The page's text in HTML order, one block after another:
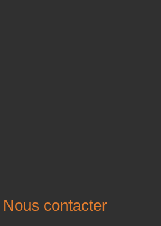
Nous contacter